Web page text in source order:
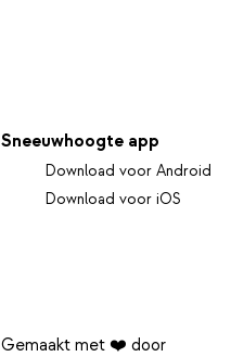
Sneeuwhoogte app
Download voor Android
Download voor iOS
Gemaakt met ❤️ door